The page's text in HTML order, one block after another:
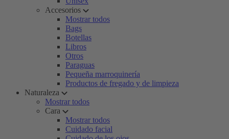
Accesorios
Mostrar todos
Bags
Botellas
Libros
Otros
Paraguas
Pequeña marroquinería
Productos de fregado y de limpieza
Naturaleza
Mostrar todos
Cara
Mostrar todos
Cuidado facial